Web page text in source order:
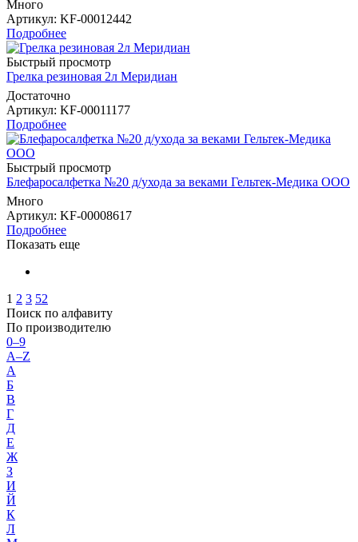
Много
Артикул: KF-00012442
Подробнее
Быстрый просмотр
Грелка резиновая 2л Меридиан
Достаточно
Артикул: KF-00011177
Подробнее
Быстрый просмотр
Блефаросалфетка №20 д/ухода за веками Гельтек-Медика ООО
Много
Артикул: KF-00008617
Подробнее
Показать еще
1 2 3 52
Поиск по алфавиту
По производителю
0–9
A–Z
А
Б
В
Г
Д
Е
Ж
З
И
Й
К
Л